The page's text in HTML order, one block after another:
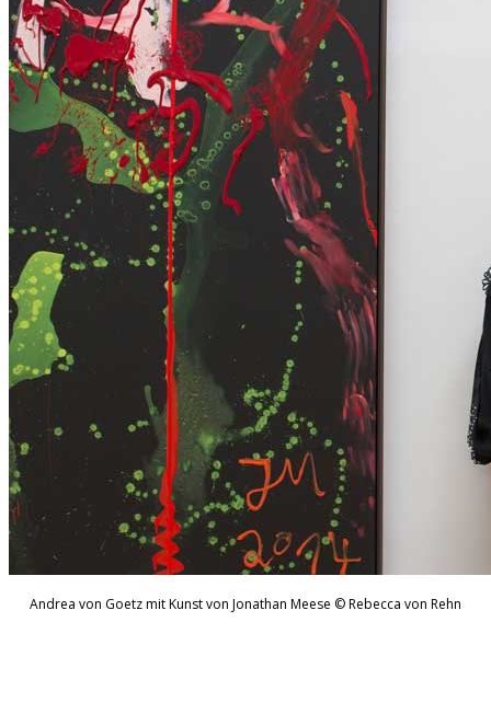
Andrea von Goetz mit Kunst von Jonathan Meese © Rebecca von Rehn